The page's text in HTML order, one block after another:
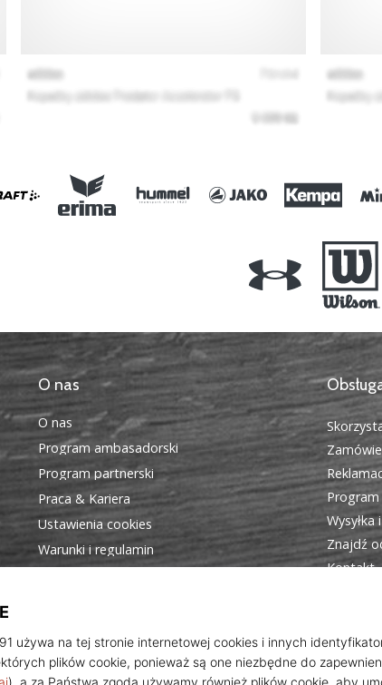
O nas
O nas
Program ambasadorski
Program partnerski
Praca & Kariera
Ustawienia cookies
Warunki i regulamin
Wysyłka
Znajdź
Kontakt